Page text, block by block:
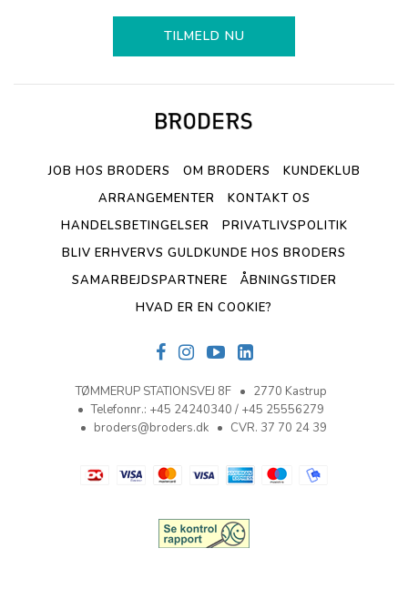
TILMELD NU
JOB HOS BRODERS OM BRODERS
KUNDEKLUB
ARRANGEMENTER
KONTAKT OS
HANDELSBETINGELSER
PRIVATLIVSPOLITIK
BLIV ERHVERVS GULDKUNDE HOS BRODERS
SAMARBEJDSPARTNERE
ÅBNINGSTIDER
HVAD ER EN COOKIE?
TØMMERUP STATIONSVEJ 8F
2770 Kastrup
Telefonnr.: +45 24240340 / +45 25556279
broders@broders.dk
CVR. 37 70 24 39